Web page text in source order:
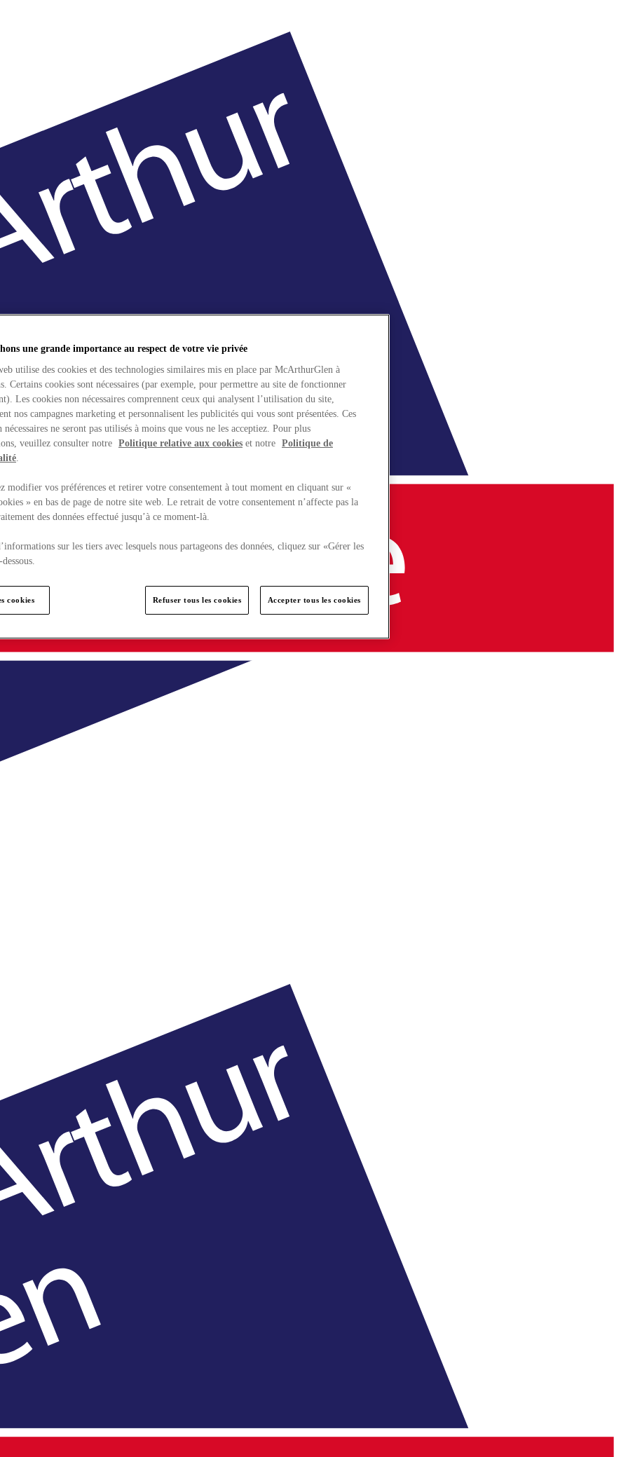
une grande importance au respect de votre vie privée
utilise des cookies et des technologies similaires mis en place par McArthurGlen à
Certains cookies sont nécessaires (par exemple, pour permettre au site de fonctionner
Les cookies non nécessaires comprennent ceux qui analysent l’utilisation du site,
nos campagnes marketing et personnalisent les publicités qui vous sont présentées. Ces
nécessaires ne seront pas utilisés à moins que vous ne les acceptiez. Pour plus
veuillez consulter notre Politique relative aux cookies et notre Politique de
.
modifier vos préférences et retirer votre consentement à tout moment en cliquant sur «
» en bas de page de notre site web. Le retrait de votre consentement n’affecte pas la
des données effectué jusqu’à ce moment-là.
sur les tiers avec lesquels nous partageons des données, cliquez sur «Gérer les
cookies Refuser tous les cookies Accepter tous les cookies